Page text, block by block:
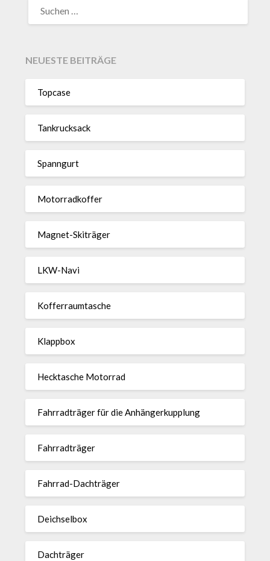
NACH:
NEUESTE BEITRÄGE
Topcase
Tan­kruck­sack
Spann­gurt
Motor­rad­koffer
Magnet-Ski­träger
LKW-Navi
Kof­fer­raum­ta­sche
Klappbox
Heck­ta­sche Motorrad
Fahr­rad­träger für die Anhän­ger­kup­p­lung
Fahr­rad­träger
Fahrrad-Dach­träger
Deich­selbox
Dach­träger